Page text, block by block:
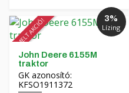
KIEMELT AKCIÓ! 3%
Lízing
John Deere 6155M
traktor
GK azonosító:
KFSO1911372